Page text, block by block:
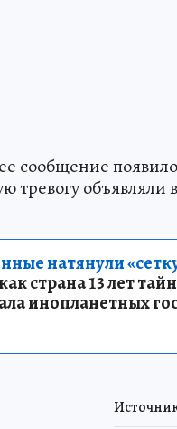
сообщение
тревогу объявляли
натянули
страна 13 лет
инопланетных